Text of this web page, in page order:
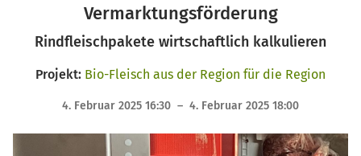
Vermarktungsförderung
Rindfleischpakete wirtschaftlich kalkulieren
Projekt: Bio-Fleisch aus der Region für die Region
4. Februar 2025 16:30 – 4. Februar 2025 18:00